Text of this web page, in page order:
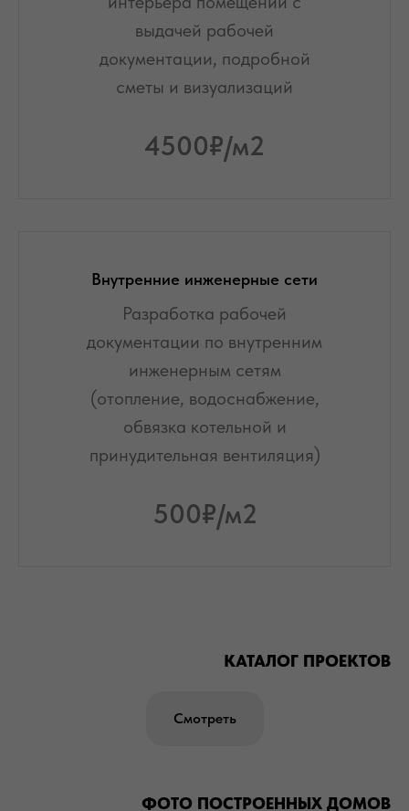
выдачей рабочей
документации, подробной
сметы и визуализаций
4500₽/м2
Внутренние инженерные сети
Разработка рабочей
документации по внутренним
инженерным сетям
(отопление, водоснабжение,
обвязка котельной и
принудительная вентиляция)
500₽/м2
КАТАЛОГ ПРОЕКТОВ
Смотреть
ФОТО ПОСТРОЕННЫХ ДОМОВ